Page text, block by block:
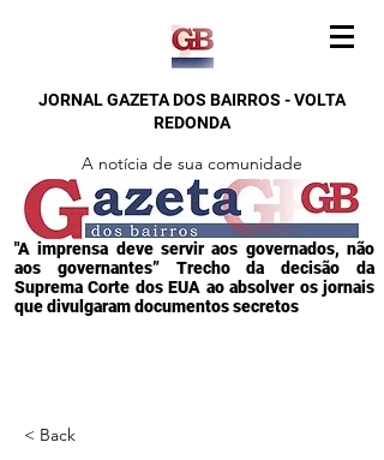
JORNAL GAZETA DOS BAIRROS - VOLTA
REDONDA
A notícia de sua comunidade
"A imprensa deve servir aos governados, não
aos governantes” Trecho da decisão da
Suprema Corte dos EUA ao absolver os jornais
que divulgaram documentos secretos
< Back